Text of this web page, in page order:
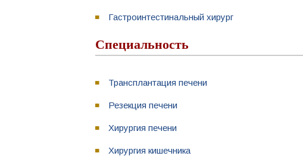
Гастроинтестинальный хирург
Специальность
Трансплантация печени
Резекция печени
Хирургия печени
Хирургия кишечника